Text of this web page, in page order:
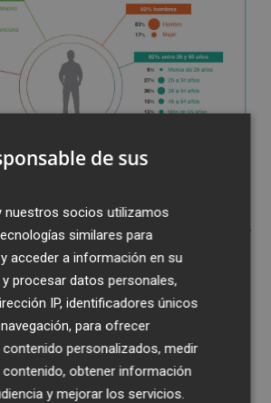
retrato robot de este inversor
servicio de gestión de
sería 'Ingeniero de 40
de menos de
residente en Madrid'
más frecuente existe
de profesiones,
de sus
nuestros socios utilizamos
similares para
acceder a información en su
procesar datos personales,
IP, identificadores únicos
para ofrecer
personalizados, medir
obtener información
y mejorar los servicios.